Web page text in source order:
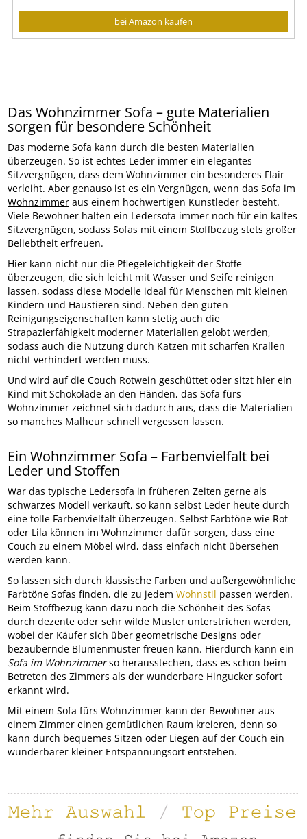
bei Amazon kaufen
Das Wohnzimmer Sofa – gute Materialien
sorgen für besondere Schönheit
Das moderne Sofa kann durch die besten Materialien
überzeugen. So ist echtes Leder immer ein elegantes
Sitzvergnügen, dass dem Wohnzimmer ein besonderes Flair
verleiht. Aber genauso ist es ein Vergnügen, wenn das Sofa im
Wohnzimmer aus einem hochwertigen Kunstleder besteht.
Viele Bewohner halten ein Ledersofa immer noch für ein kaltes
Sitzvergnügen, sodass Sofas mit einem Stoffbezug stets großer
Beliebtheit erfreuen.
Hier kann nicht nur die Pflegeleichtigkeit der Stoffe
überzeugen, die sich leicht mit Wasser und Seife reinigen
lassen, sodass diese Modelle ideal für Menschen mit kleinen
Kindern und Haustieren sind. Neben den guten
Reinigungseigenschaften kann stetig auch die
Strapazierfähigkeit moderner Materialien gelobt werden,
sodass auch die Nutzung durch Katzen mit scharfen Krallen
nicht verhindert werden muss.
Und wird auf die Couch Rotwein geschüttet oder sitzt hier ein
Kind mit Schokolade an den Händen, das Sofa fürs
Wohnzimmer zeichnet sich dadurch aus, dass die Materialien
so manches Malheur schnell vergessen lassen.
Ein Wohnzimmer Sofa – Farbenvielfalt bei
Leder und Stoffen
War das typische Ledersofa in früheren Zeiten gerne als
schwarzes Modell verkauft, so kann selbst Leder heute durch
eine tolle Farbenvielfalt überzeugen. Selbst Farbtöne wie Rot
oder Lila können im Wohnzimmer dafür sorgen, dass eine
Couch zu einem Möbel wird, dass einfach nicht übersehen
werden kann.
So lassen sich durch klassische Farben und außergewöhnliche
Farbtöne Sofas finden, die zu jedem Wohnstil passen werden.
Beim Stoffbezug kann dazu noch die Schönheit des Sofas
durch dezente oder sehr wilde Muster unterstrichen werden,
wobei der Käufer sich über geometrische Designs oder
bezaubernde Blumenmuster freuen kann. Hierdurch kann ein
Sofa im Wohnzimmerso herausstechen, dass es schon beim
Betreten des Zimmers als der wunderbare Hingucker sofort
erkannt wird.
Mit einem Sofa fürs Wohnzimmer kann der Bewohner aus
einem Zimmer einen gemütlichen Raum kreieren, denn so
kann durch bequemes Sitzen oder Liegen auf der Couch ein
wunderbarer kleiner Entspannungsort entstehen.